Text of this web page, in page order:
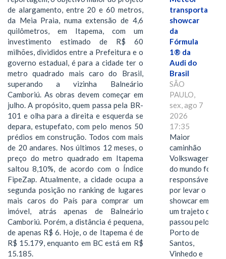
de alargamento, entre 20 e 60 metros,
da Meia Praia, numa extensão de 4,6
quilômetros, em Itapema, com um
investimento estimado de R$ 60
milhões, divididos entre a Prefeitura e o
governo estadual, é para a cidade ter o
metro quadrado mais caro do Brasil,
superando a vizinha Balneário
Camboriú. As obras devem começar em
julho. A propósito, quem passa pela BR-
101 e olha para a direita e esquerda se
depara, estupefato, com pelo menos 50
prédios em construção. Todos com mais
de 20 andares. Nos últimos 12 meses, o
preço do metro quadrado em Itapema
saltou 8,10%, de acordo com o Índice
FipeZap. Atualmente, a cidade ocupa a
segunda posição no ranking de lugares
mais caros do País para comprar um
imóvel, atrás apenas de Balneário
Camboriú. Porém, a distância é pequena,
de apenas R$ 6. Hoje, o de Itapema é de
R$ 15.179, enquanto em BC está em R$
15.185.
transporta
showcar
da
Fórmula
1® da
Audi do
Brasil
SÃO
PAULO,
sex, ago 7
2026
17:35
Maior
caminhão
Volkswagen
do mundo foi
responsável
por levar o
showcar em
um trajeto que
passou pelo
Porto de
Santos,
Vinhedo e